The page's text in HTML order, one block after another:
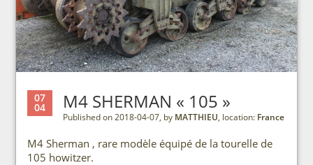
07
04 M4 SHERMAN « 105 »
Published on 2018-04-07, by MATTHIEU, location: France
M4 Sherman , rare modèle équipé de la tourelle de
105 howitzer.